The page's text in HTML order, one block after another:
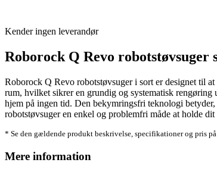
Kender ingen leverandør
Roborock Q Revo robotstøvsuger
Roborock Q Revo robotstøvsuger i sort er designet til
rum, hvilket sikrer en grundig og systematisk
hjem på ingen tid. Den bekymringsfri teknologi
robotstøvsuger en enkel og problemfri måde at holde
* Se den gældende produkt beskrivelse, specifikationer og pris på
Mere information